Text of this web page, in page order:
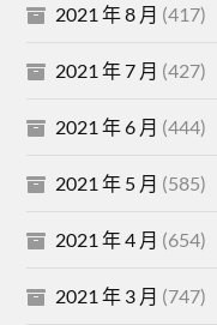
2021 年 8 月 (417)
2021 年 7 月 (427)
2021 年 6 月 (444)
2021 年 5 月 (585)
2021 年 4 月 (654)
2021 年 3 月 (747)